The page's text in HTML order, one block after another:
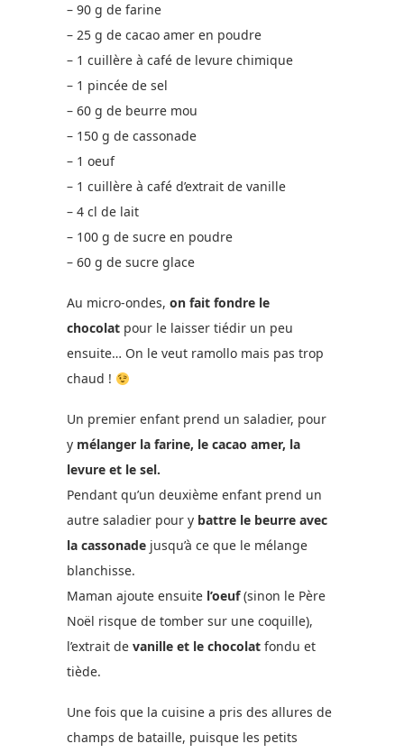
– 90 g de farine
– 25 g de cacao amer en poudre
– 1 cuillère à café de levure chimique
– 1 pincée de sel
– 60 g de beurre mou
– 150 g de cassonade
– 1 oeuf
– 1 cuillère à café d’extrait de vanille
– 4 cl de lait
– 100 g de sucre en poudre
– 60 g de sucre glace
Au micro-ondes, on fait fondre le
chocolat pour le laisser tiédir un peu
ensuite… On le veut ramollo mais pas trop
chaud !
Un premier enfant prend un saladier, pour
y mélanger la farine, le cacao amer, la
levure et le sel.
Pendant qu’un deuxième enfant prend un
autre saladier pour y battre le beurre avec
la cassonade jusqu’à ce que le mélange
blanchisse.
Maman ajoute ensuite l’oeuf(sinon le Père
Noël risque de tomber sur une coquille),
l’extrait de vanille et le chocolat fondu et
tiède.
Une fois que la cuisine a pris des allures de
champs de bataille, puisque les petits